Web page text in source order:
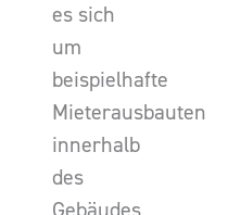
es sich
um
beispielhafte
Mieterausbauten
innerhalb
des